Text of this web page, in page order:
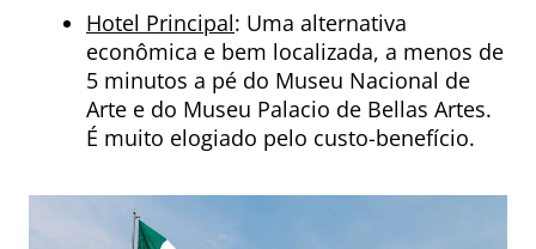
Hotel Principal: Uma alternativa
econômica e bem localizada, a menos de
5 minutos a pé do Museu Nacional de
Arte e do Museu Palacio de Bellas Artes.
É muito elogiado pelo custo-benefício.